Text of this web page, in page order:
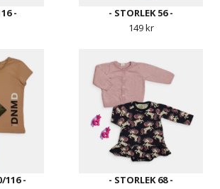
-
- STORLEK 56 -
149 kr
116 -
- STORLEK 68 -